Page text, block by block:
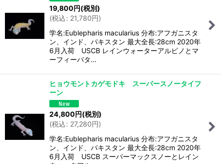
19,800円(税別)
(税込: 21,780円)
学名:Eublepharis macularius 分布:アフガニスタ
ン、インド、パキスタン 最大全長:28cm 2020年
6月入荷 USCB レインウォーターアルビノとマ
ーフィーパタ…
ヒョウモントカゲモドキ スーパースノータイフ
ーン
24,800円(税別)
(税込: 27,280円)
学名:Eublepharis macularius 分布:アフガニスタ
ン、インド、パキスタン 最大全長:28cm 2020年
6月入荷 USCB スーパーマックスノーとレイン